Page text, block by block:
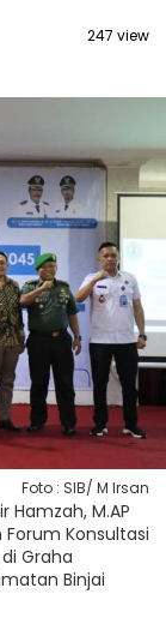
247 view
Foto : SIB/ M Irsan
Hamzah, M.AP
Konsultasi
Graha
Binjai